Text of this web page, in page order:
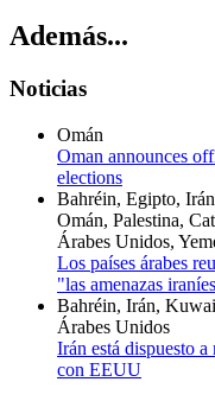
Además...
Noticias
Omán
Oman announces
elections
Bahréin, Egipto,
Omán, Palestina,
Árabes Unidos,
Los países árabes
"las amenazas
Bahréin, Irán,
Árabes Unidos
Irán está dispuesto
con EEUU